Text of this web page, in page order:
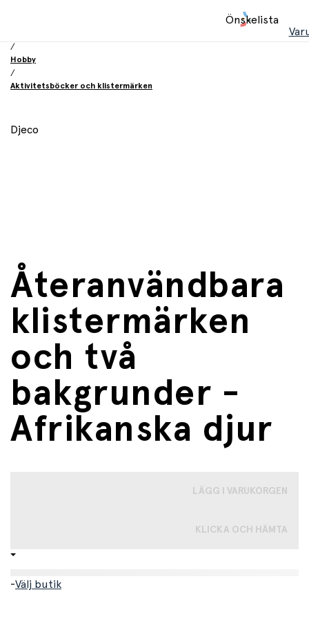
Önskelista
/
Hobby
/
Aktivitetsböcker och klistermärken
Djeco
Återanvändbara
klistermärken
och två
bakgrunder -
Afrikanska djur
LÄGG I VARUKORGEN
KLICKA OCH HÄMTA
-Välj butik